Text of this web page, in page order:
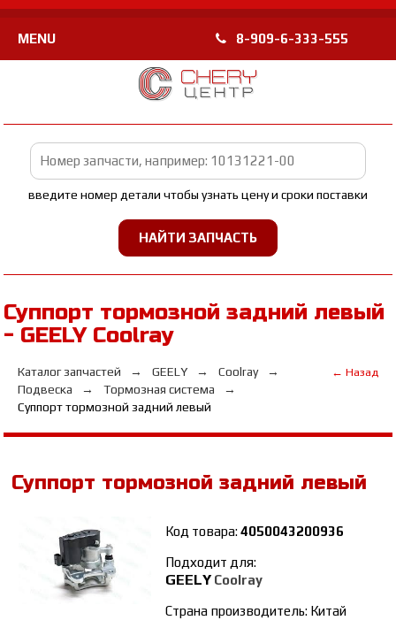
MENU 8-909-6-333-555
введите номер детали чтобы узнать цену и сроки поставки
Суппорт тормозной задний левый
- GEELY Coolray
Каталог запчастей GEELY
Coolray
Подвеска
Тормозная система
Суппорт тормозной задний левый
← Назад
Суппорт тормозной задний левый
Код товара:4050043200936
Подходит для:
GEELY Coolray
Страна производитель: Китай